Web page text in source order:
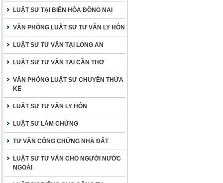
LUẬT SƯ TẠI BIÊN HÒA ĐỒNG NAI
VĂN PHÒNG LUẬT SƯ TƯ VẤN LY HÔN
LUẬT SƯ TƯ VẤN TẠI LONG AN
LUẬT SƯ TƯ VẤN TẠI CẦN THƠ
VĂN PHÒNG LUẬT SƯ CHUYÊN THỪA
KẾ
LUẬT SƯ TƯ VẤN LY HÔN
LUẬT SƯ LÀM CHỨNG
TƯ VẤN CÔNG CHỨNG NHÀ ĐẤT
LUẬT SƯ TƯ VẤN CHO NGƯỜI NƯỚC
NGOÀI